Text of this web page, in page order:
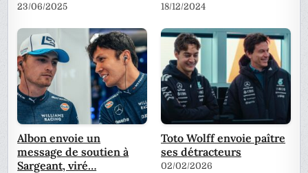
23/06/2025 18/12/2024
Albon envoie un
message de soutien à
Sargeant, viré…
Toto Wolff envoie paître
ses détracteurs
02/02/2026